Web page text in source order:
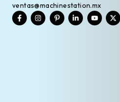
ventas@machinestation.mx